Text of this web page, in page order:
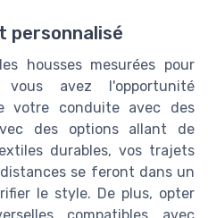
personnalisé
housses mesurées pour
avez l'opportunité
votre conduite avec des
des options allant de
durables, vos trajets
se feront dans un
le style. De plus, opter